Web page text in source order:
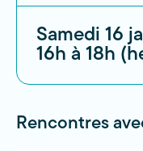
Samedi 16
16h à 18h
Rencontres